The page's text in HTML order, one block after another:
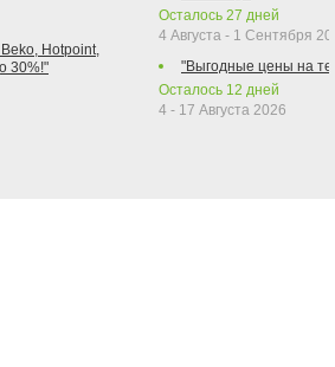
Hotpoint,
30%!"
Осталось 27 дней
4 Августа - 1 Сентября
"Выгодные цены на
Осталось 12 дней
4 - 17 Августа 2026